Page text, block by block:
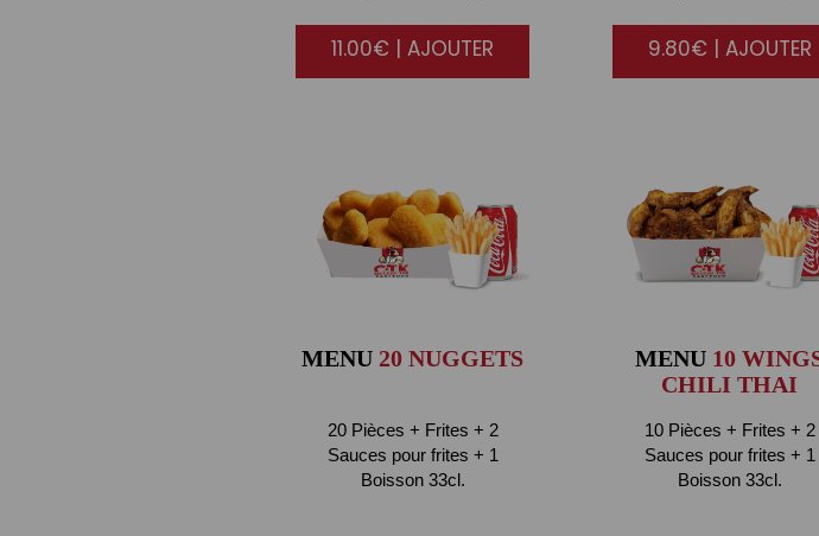
11.00€ | AJOUTER 9.80€ | AJOUTER
MENU 20 NUGGETS
20 Pièces + Frites + 2
Sauces pour frites + 1
Boisson 33cl.
MENU 10
CHILI THAI
10 Pièces + Frites + 2
Sauces pour frites + 1
Boisson 33cl.